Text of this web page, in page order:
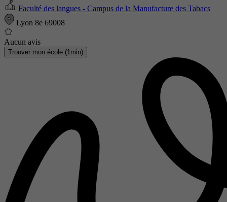
Faculté des langues - Campus de la Manufacture des Tabacs
Lyon 8e 69008
Aucun avis
Trouver mon école (1min)